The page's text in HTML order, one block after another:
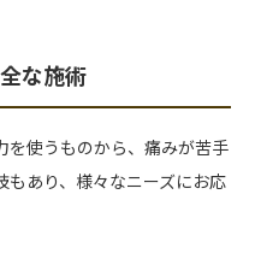
な施術
を使うものから、痛みが苦手
あり、様々なニーズにお応